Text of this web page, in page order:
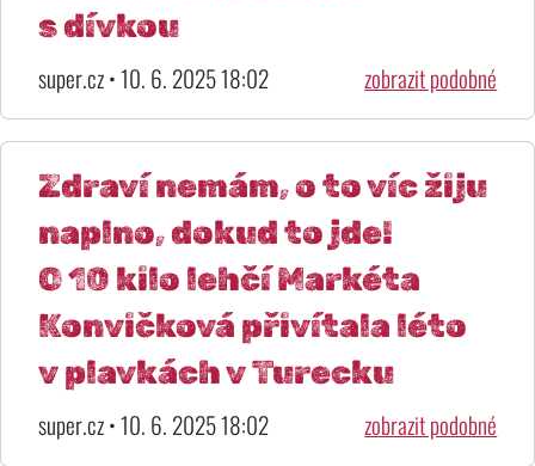
s dívkou
super.cz • 10. 6. 2025 18:02 zobrazit podobné
Zdraví nemám, o to víc žiju
naplno, dokud to jde!
O 10 kilo lehčí Markéta
Konvičková přivítala léto
v plavkách v Turecku
super.cz • 10. 6. 2025 18:02 zobrazit podobné